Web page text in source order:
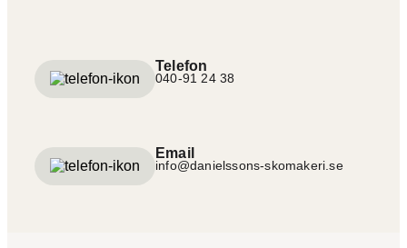
Telefon
040-91 24 38
Email
info@danielssons-skomakeri.se